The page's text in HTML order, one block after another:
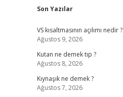
Sidebar
Son Yazılar
VS kısaltmasının açılımı nedir ?
Ağustos 9, 2026
Kutan ne demek tıp ?
Ağustos 8, 2026
Kıynaşık ne demek ?
Ağustos 7, 2026